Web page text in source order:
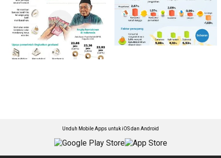
Unduh Mobile Apps untuk iOS dan Android